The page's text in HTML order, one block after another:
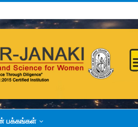
பக்கங்கள்